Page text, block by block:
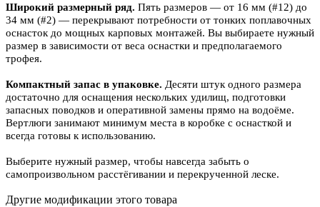
Широкий размерный ряд. Пять размеров — от 16 мм (#12) до
34 мм (#2) — перекрывают потребности от тонких поплавочных
оснасток до мощных карповых монтажей. Вы выбираете нужный
размер в зависимости от веса оснастки и предполагаемого
трофея.
Компактный запас в упаковке. Десяти штук одного размера
достаточно для оснащения нескольких удилищ, подготовки
запасных поводков и оперативной замены прямо на водоёме.
Вертлюги занимают минимум места в коробке с оснасткой и
всегда готовы к использованию.
Выберите нужный размер, чтобы навсегда забыть о
самопроизвольном расстёгивании и перекрученной леске.
Другие модификации этого товара